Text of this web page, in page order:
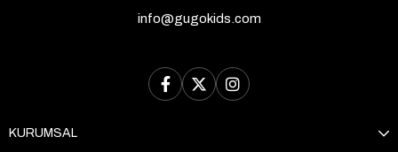
info@gugokids.com
KURUMSAL